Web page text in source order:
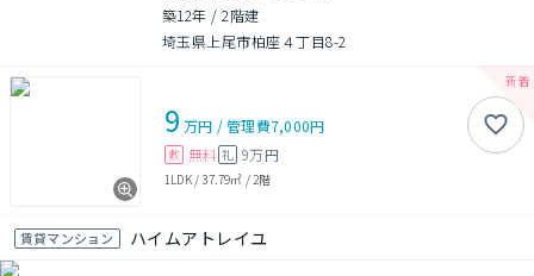
築12年 /2階建
埼玉県上尾市柏座４丁目8-2
9 万円 /管理費7,000円
敷 無料 礼 9万円
1LDK/37.79㎡ / 2階
賃貸マンション ハイムアトレイユ